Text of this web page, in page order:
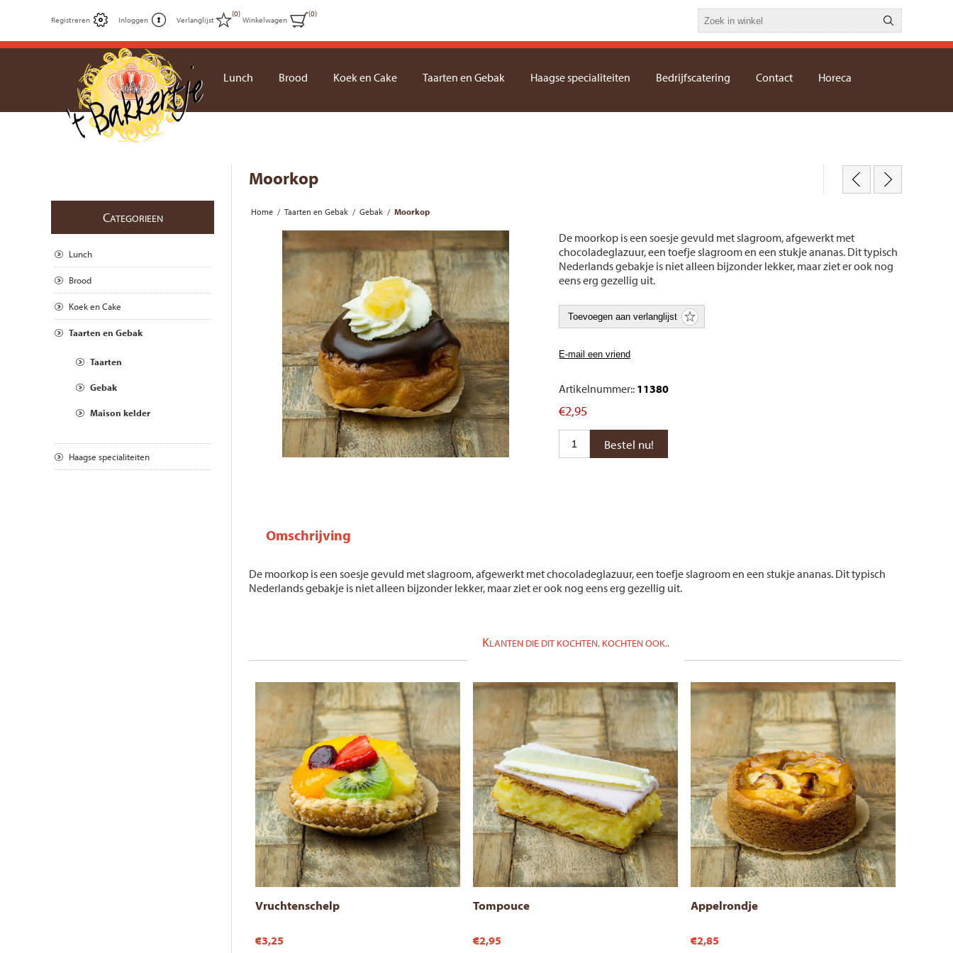
Registreren Inloggen Verlanglijst
(0)
Winkelwagen
(0)
Lunch Brood Koek en Cake Taarten en Gebak Haagse specialiteiten Bedrijfscatering Contact Horeca
Moorkop
Home / Taarten en Gebak / Gebak / Moorkop
De moorkop is een soesje gevuld met slagroom, afgewerkt met
chocoladeglazuur, een toefje slagroom en een stukje ananas. Dit typisch
Nederlands gebakje is niet alleen bijzonder lekker, maar ziet er ook nog
eens erg gezellig uit.
Artikelnummer:: 11380
€2,95
Omschrijving
De moorkop is een soesje gevuld met slagroom, afgewerkt met chocoladeglazuur, een toefje slagroom en een stukje ananas. Dit typisch
Nederlands gebakje is niet alleen bijzonder lekker, maar ziet er ook nog eens erg gezellig uit.
KLANTEN DIE DIT KOCHTEN, KOCHTEN OOK..
Vruchtenschelp
€3,25
Tompouce
€2,95
Appelrondje
€2,85
CATEGORIEEN
Lunch
Brood
Koek en Cake
Taarten en Gebak
Taarten
Gebak
Maison kelder
Haagse specialiteiten